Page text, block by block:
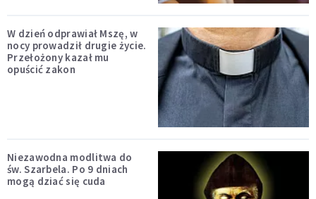
W dzień odprawiał Mszę, w
nocy prowadził drugie życie.
Przełożony kazał mu
opuścić zakon
Niezawodna modlitwa do
św. Szarbela. Po 9 dniach
mogą dziać się cuda